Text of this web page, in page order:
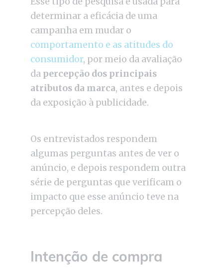
determinar a eficácia de uma
campanha em mudar o
comportamento e as atitudes do
consumidor, por meio da avaliação
da percepção dos principais
atributos da marca, antes e depois
da exposição à publicidade.
Os entrevistados respondem
algumas perguntas antes de ver o
anúncio, e depois respondem outra
série de perguntas que verificam o
impacto que esse anúncio teve na
percepção deles.
Intenção de compra